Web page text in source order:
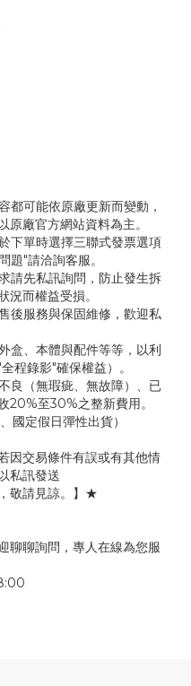
都可能依原廠更新而變動，
廠官方網站資料為主。
下單時選擇三聯式發票選項
題"請洽詢客服。
請先私訊詢問，防止發生拆
而權益受損。
後服務與保固維修，歡迎私
盒、本體與配件等等，以利
程錄影"確保權益）。
良（無瑕疵、無故障）、已
20%至30%之整新費用。
國定假日彈性出貨）
因交易條件有誤或有其他情
私訊發送
敬請見諒。】★
聊聊詢問，專人在線為您服